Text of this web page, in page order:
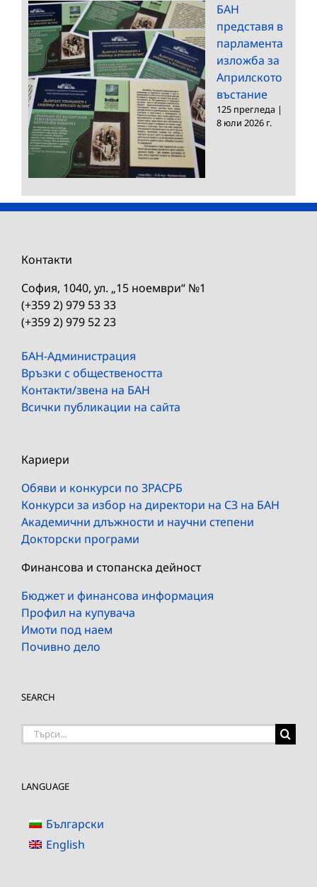
БАН
представя в
парламента
изложба за
Априлското
въстание
125 прегледа |
8 юли 2026 г.
Контакти
София, 1040, ул. „15 ноември“ №1
(+359 2) 979 53 33
(+359 2) 979 52 23
БАН-Администрация
Връзки с обществеността
Контакти/звена на БАН
Всички публикации на сайта
Кариери
Обяви и конкурси по ЗРАСРБ
Конкурси за избор на директори на СЗ на БАН
Академични длъжности и научни степени
Докторски програми
Финансова и стопанска дейност
Бюджет и финансова информация
Профил на купувача
Имоти под наем
Почивно дело
SEARCH
Търсене
LANGUAGE
Български
English